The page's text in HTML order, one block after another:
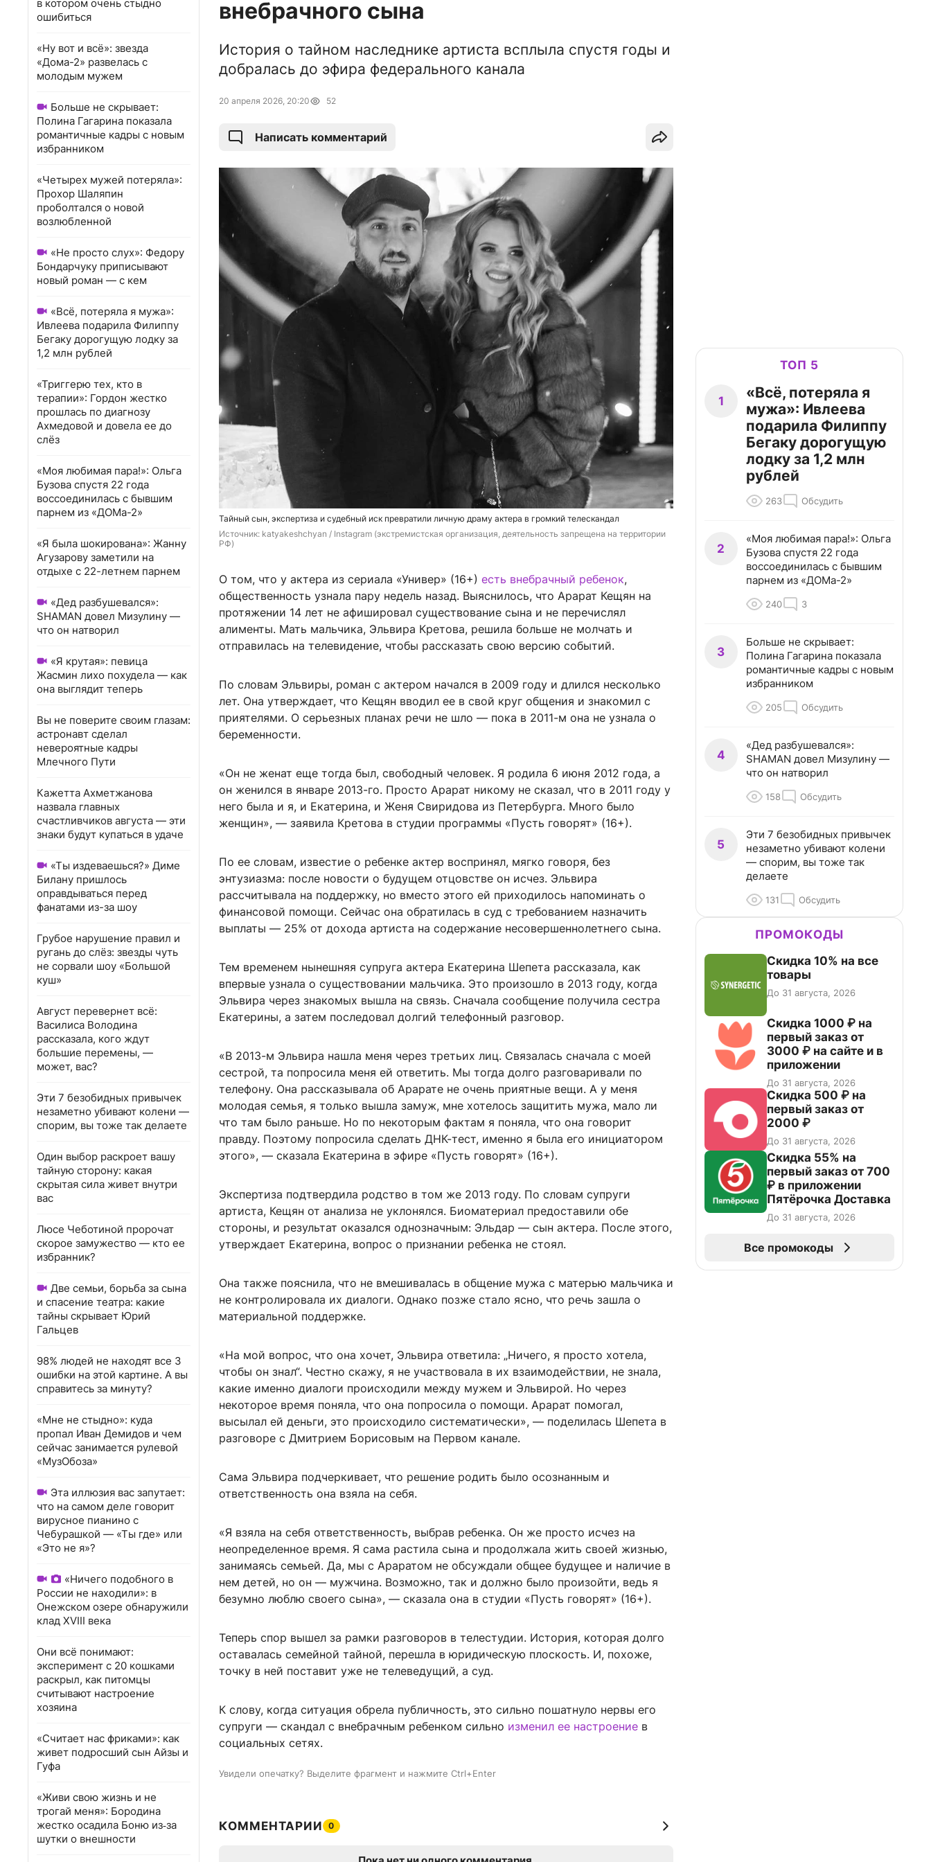
в котором очень стыдно
ошибиться
«Ну вот и всё»: звезда
«Дома-2» развелась с
молодым мужем
Больше не скрывает:
Полина Гагарина показала
романтичные кадры с новым
избранником
«Четырех мужей потеряла»:
Прохор Шаляпин
проболтался о новой
возлюбленной
«Не просто слух»: Федору
Бондарчуку приписывают
новый роман — с кем
«Всё, потеряла я мужа»:
Ивлеева подарила Филиппу
Бегаку дорогущую лодку за
1,2 млн рублей
«Триггерю тех, кто в
терапии»: Гордон жестко
прошлась по диагнозу
Ахмедовой и довела ее до
слёз
«Моя любимая пара!»: Ольга
Бузова спустя 22 года
воссоединилась с бывшим
парнем из «ДОМа-2»
«Я была шокирована»: Жанну
Агузарову заметили на
отдыхе с 22-летнем парнем
«Дед разбушевался»:
SHAMAN довел Мизулину —
что он натворил
«Я крутая»: певица
Жасмин лихо похудела — как
она выглядит теперь
Вы не поверите своим глазам:
астронавт сделал
невероятные кадры
Млечного Пути
Кажетта Ахметжанова
назвала главных
счастливчиков августа — эти
знаки будут купаться в удаче
«Ты издеваешься?» Диме
Билану пришлось
оправдываться перед
фанатами из-за шоу
Грубое нарушение правил и
ругань до слёз: звезды чуть
не сорвали шоу «Большой
куш»
Август перевернет всё:
Василиса Володина
рассказала, кого ждут
большие перемены, —
может, вас?
Эти 7 безобидных привычек
незаметно убивают колени —
спорим, вы тоже так делаете
Один выбор раскроет вашу
тайную сторону: какая
скрытая сила живет внутри
вас
Люсе Чеботиной пророчат
скорое замужество — кто ее
избранник?
Две семьи, борьба за сына
и спасение театра: какие
тайны скрывает Юрий
Гальцев
98% людей не находят все 3
ошибки на этой картине. А вы
справитесь за минуту?
«Мне не стыдно»: куда
пропал Иван Демидов и чем
сейчас занимается рулевой
«МузОбоза»
Эта иллюзия вас запутает:
что на самом деле говорит
вирусное пианино с
Чебурашкой — «Ты где» или
«Это не я»?
«Ничего подобного в
России не находили»: в
Онежском озере обнаружили
клад XVIII века
Они всё понимают:
эксперимент с 20 кошками
раскрыл, как питомцы
считывают настроение
хозяина
«Считает нас фриками»: как
живет подросший сын Айзы и
Гуфа
«Живи свою жизнь и не
трогай меня»: Бородина
жестко осадила Боню из‑за
шутки о внешности
внебрачного сына
История о тайном наследнике артиста всплыла спустя годы и
добралась до эфира федерального канала
20 апреля 2026, 20:20 52
Написать комментарий
Тайный сын, экспертиза и судебный иск превратили личную драму актера в громкий телескандал
Источник: katyakeshchyan / Instagram (экстремистская организация, деятельность запрещена на территории
РФ)
О том, что у актера из сериала «Универ» (16+) есть внебрачный ребенок,
общественность узнала пару недель назад. Выяснилось, что Арарат Кещян на
протяжении 14 лет не афишировал существование сына и не перечислял
алименты. Мать мальчика, Эльвира Кретова, решила больше не молчать и
отправилась на телевидение, чтобы рассказать свою версию событий.
По словам Эльвиры, роман с актером начался в 2009 году и длился несколько
лет. Она утверждает, что Кещян вводил ее в свой круг общения и знакомил с
приятелями. О серьезных планах речи не шло — пока в 2011-м она не узнала о
беременности.
«Он не женат еще тогда был, свободный человек. Я родила 6 июня 2012 года, а
он женился в январе 2013-го. Просто Арарат никому не сказал, что в 2011 году у
него была и я, и Екатерина, и Женя Свиридова из Петербурга. Много было
женщин», — заявила Кретова в студии программы «Пусть говорят» (16+).
По ее словам, известие о ребенке актер воспринял, мягко говоря, без
энтузиазма: после новости о будущем отцовстве он исчез. Эльвира
рассчитывала на поддержку, но вместо этого ей приходилось напоминать о
финансовой помощи. Сейчас она обратилась в суд с требованием назначить
выплаты — 25% от дохода артиста на содержание несовершеннолетнего сына.
Тем временем нынешняя супруга актера Екатерина Шепета рассказала, как
впервые узнала о существовании мальчика. Это произошло в 2013 году, когда
Эльвира через знакомых вышла на связь. Сначала сообщение получила сестра
Екатерины, а затем последовал долгий телефонный разговор.
«В 2013-м Эльвира нашла меня через третьих лиц. Связалась сначала с моей
сестрой, та попросила меня ей ответить. Мы тогда долго разговаривали по
телефону. Она рассказывала об Арарате не очень приятные вещи. А у меня
молодая семья, я только вышла замуж, мне хотелось защитить мужа, мало ли
что там было раньше. Но по некоторым фактам я поняла, что она говорит
правду. Поэтому попросила сделать ДНК-тест, именно я была его инициатором
этого», — сказала Екатерина в эфире «Пусть говорят» (16+).
Экспертиза подтвердила родство в том же 2013 году. По словам супруги
артиста, Кещян от анализа не уклонялся. Биоматериал предоставили обе
стороны, и результат оказался однозначным: Эльдар — сын актера. После этого,
утверждает Екатерина, вопрос о признании ребенка не стоял.
Она также пояснила, что не вмешивалась в общение мужа с матерью мальчика и
не контролировала их диалоги. Однако позже стало ясно, что речь зашла о
материальной поддержке.
«На мой вопрос, что она хочет, Эльвира ответила: „Ничего, я просто хотела,
чтобы он знал“. Честно скажу, я не участвовала в их взаимодействии, не знала,
какие именно диалоги происходили между мужем и Эльвирой. Но через
некоторое время поняла, что она попросила о помощи. Арарат помогал,
высылал ей деньги, это происходило систематически», — поделилась Шепета в
разговоре с Дмитрием Борисовым на Первом канале.
Сама Эльвира подчеркивает, что решение родить было осознанным и
ответственность она взяла на себя.
«Я взяла на себя ответственность, выбрав ребенка. Он же просто исчез на
неопределенное время. Я сама растила сына и продолжала жить своей жизнью,
занимаясь семьей. Да, мы с Араратом не обсуждали общее будущее и наличие в
нем детей, но он — мужчина. Возможно, так и должно было произойти, ведь я
безумно люблю своего сына», — сказала она в студии «Пусть говорят» (16+).
Теперь спор вышел за рамки разговоров в телестудии. История, которая долго
оставалась семейной тайной, перешла в юридическую плоскость. И, похоже,
точку в ней поставит уже не телеведущий, а суд.
К слову, когда ситуация обрела публичность, это сильно пошатнуло нервы его
супруги — скандал с внебрачным ребенком сильно изменил ее настроение в
социальных сетях.
Увидели опечатку? Выделите фрагмент и нажмите Ctrl+Enter
КОММЕНТАРИИ 0
ТОП 5
1
«Всё, потеряла я
мужа»: Ивлеева
подарила Филиппу
Бегаку дорогущую
лодку за 1,2 млн
рублей
263 Обсудить
2
«Моя любимая пара!»: Ольга
Бузова спустя 22 года
воссоединилась с бывшим
парнем из «ДОМа-2»
240 3
3
Больше не скрывает:
Полина Гагарина показала
романтичные кадры с новым
избранником
205 Обсудить
4
«Дед разбушевался»:
SHAMAN довел Мизулину —
что он натворил
158 Обсудить
5
Эти 7 безобидных привычек
незаметно убивают колени
— спорим, вы тоже так
делаете
131 Обсудить
ПРОМОКОДЫ
Скидка 10% на все
товары
До 31 августа, 2026
Скидка 1000 ₽ на
первый заказ от
3000 ₽ на сайте и в
приложении
До 31 августа, 2026
Скидка 500 ₽ на
первый заказ от
2000 ₽
До 31 августа, 2026
Скидка 55% на
первый заказ от 700
₽ в приложении
Пятёрочка Доставка
До 31 августа, 2026
Все промокоды